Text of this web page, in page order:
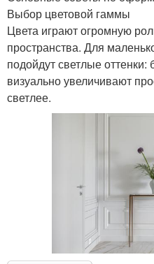
Выбор цветовой гаммы
Цвета играют огромную
пространства. Для
подойдут светлые
визуально увеличивают
светлее.